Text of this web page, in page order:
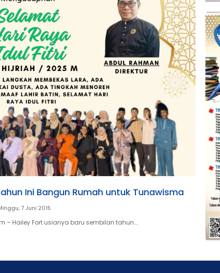
Ini Bangun Rumah untuk Tunawisma
7 Juni 2015
– Hailey Fort usianya baru sembilan tahun….